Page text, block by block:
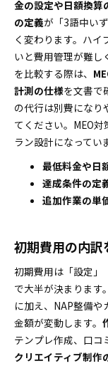
金の設定や日額換算
の定義が「3語中い
く変わります。ハイ
いと費用管理が難し
を比較する際は、
計測の仕様を文書で
の代行は別費になり
てください。MEO
ラン設計になってい
最低料金や日
達成条件の定
追加作業の単
初期費用の内
初期費用は「設定」
で大半が決まります
に加え、NAP整備
金額が変動します。
テンプレ作成、口コ
クリエイティブ制作